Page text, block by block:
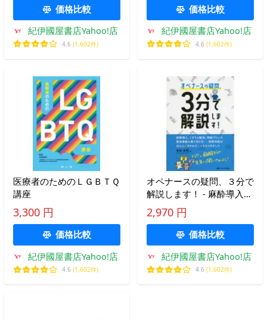
価格比較
紀伊國屋書店Yahoo!店
4.6 (1,602件)
価格比較
紀伊國屋書店Yahoo!店
4.6 (1,602件)
医療者のためのＬＧＢＴＱ
講座
3,300 円
価格比較
紀伊國屋書店Yahoo!店
4.6 (1,602件)
オペナースの疑問、３分で
解説します！ - 麻酔導入、
くすりと輸液、神経ブロッ
ク、緊急事態の乗
2,970 円
価格比較
紀伊國屋書店Yahoo!店
4.6 (1,602件)